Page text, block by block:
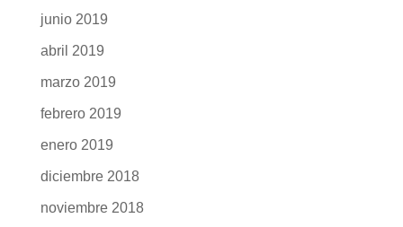
junio 2019
abril 2019
marzo 2019
febrero 2019
enero 2019
diciembre 2018
noviembre 2018